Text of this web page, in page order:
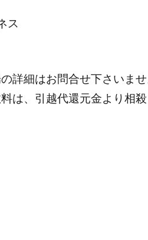
ス
詳細はお問合せ下さいませ
は、引越代還元金より相殺